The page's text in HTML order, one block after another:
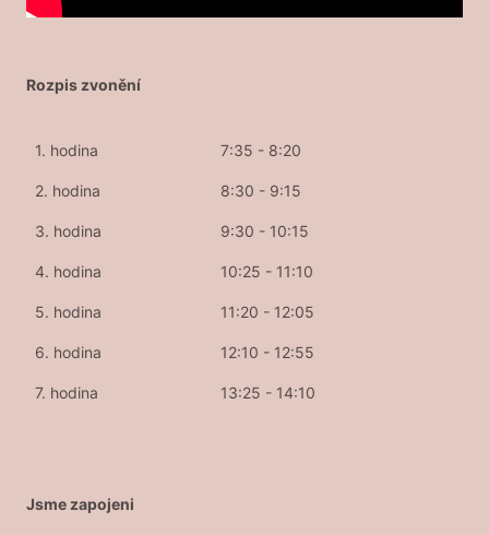
Rozpis zvonění
1. hodina 7:35 - 8:20
2. hodina 8:30 - 9:15
3. hodina 9:30 - 10:15
4. hodina 10:25 - 11:10
5. hodina 11:20 - 12:05
6. hodina 12:10 - 12:55
7. hodina 13:25 - 14:10
Jsme zapojeni